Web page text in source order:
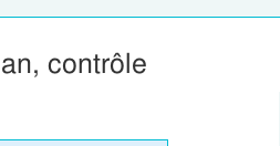
contrôle